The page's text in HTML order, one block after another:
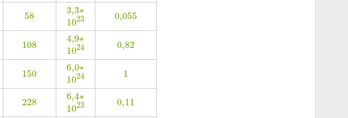
58
3,3∗
1023 0,055
108
4,9∗
1024 0,82
150
6,0∗
1024 1
228
6,4∗
1023 0,11